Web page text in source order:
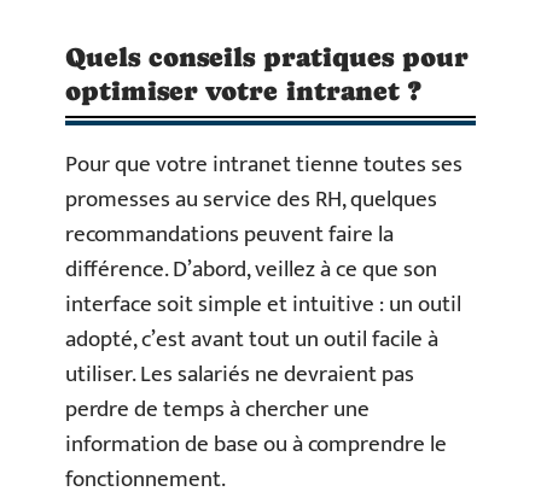
Quels conseils pratiques pour
optimiser votre intranet ?
Pour que votre intranet tienne toutes ses
promesses au service des RH, quelques
recommandations peuvent faire la
différence. D’abord, veillez à ce que son
interface soit simple et intuitive : un outil
adopté, c’est avant tout un outil facile à
utiliser. Les salariés ne devraient pas
perdre de temps à chercher une
information de base ou à comprendre le
fonctionnement.